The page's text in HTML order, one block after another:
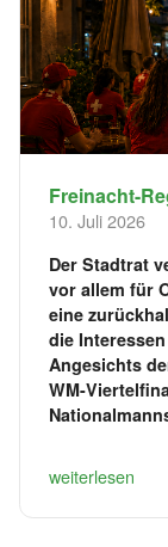
Freinacht-
10. Juli 2026
Der Stadtrat
vor allem für
eine
die
Angesichts
WM-
weiterlesen